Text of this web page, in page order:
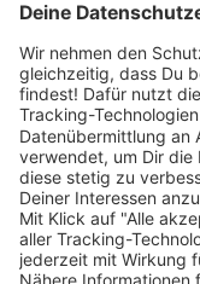
Folge uns auf
*